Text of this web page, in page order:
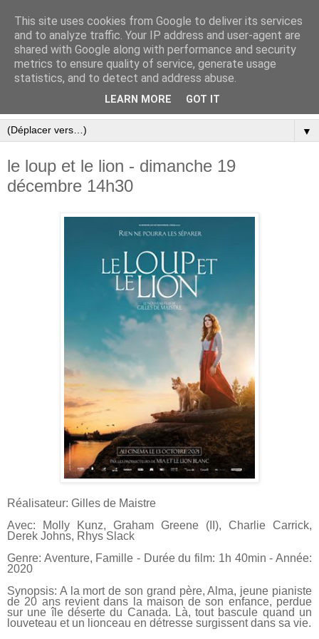
▼
le loup et le lion - dimanche 19
décembre 14h30
Réalisateur: Gilles de Maistre
Avec: Molly Kunz, Graham Greene (II), Charlie Carrick,
Derek Johns, Rhys Slack
Genre: Aventure, Famille - Durée du film: 1h 40min - Année:
2020
Synopsis: A la mort de son grand père, Alma, jeune pianiste
de 20 ans revientdans la maison de son enfance, perdue
sur une île déserte du Canada. Là, tout bascule quand un
louveteau et un lionceau en détresse surgissent dans sa vie.
This site uses cookies from Google to deliver its services
and to analyze traffic. Your IP address and user-agent are
shared with Google along with performance and security
metrics to ensure quality of service, generate usage
statistics, and to detect and address abuse.
LEARN MORE GOT IT